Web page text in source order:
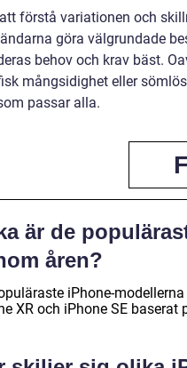
förstå variationen och
göra välgrundade
behov och krav bäst.
mångsidighet eller
passar alla.
är de
åren?
iPhone-
XR och iPhone SE